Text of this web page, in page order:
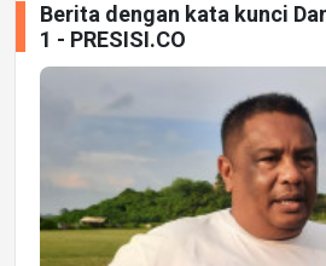
Berita dengan kata kunci
1 - PRESISI.CO